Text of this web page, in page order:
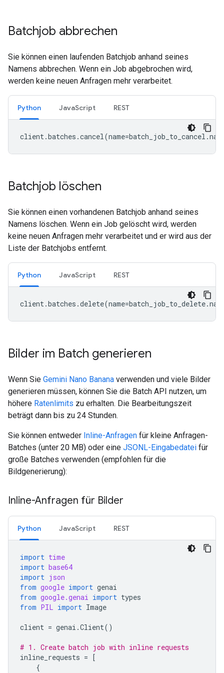
Batchjob abbrechen
Sie können einen laufenden Batchjob anhand seines
Namens abbrechen. Wenn ein Job abgebrochen wird,
werden keine neuen Anfragen mehr verarbeitet.
Python JavaScript REST
client.batches .cancel(name=batch_job_to_cancel .
Batchjob löschen
Sie können einen vorhandenen Batchjob anhand seines
Namens löschen. Wenn ein Job gelöscht wird, werden
keine neuen Anfragen mehr verarbeitet und er wird aus der
Liste der Batchjobs entfernt.
Python JavaScript REST
client.batches .delete(name=batch_job_to_delete.
Bilder im Batch generieren
Wenn Sie Gemini Nano Banana verwenden und viele Bilder
generieren müssen, können Sie die Batch API nutzen, um
höhere Ratenlimits zu erhalten. Die Bearbeitungszeit
beträgt dann bis zu 24 Stunden.
Sie können entweder Inline-Anfragen für kleine Anfragen-
Batches (unter 20 MB) oder eine JSONL-Eingabedatei für
große Batches verwenden (empfohlen für die
Bildgenerierung):
Inline-Anfragen für Bilder
Python JavaScript REST
import time
import base64
import json
from google import genai
from google.genai import types
from PIL import Image
client = genai .Client()
# 1. Create batch job with inline requests
inline_requests = [
{